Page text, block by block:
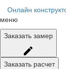
Онлайн
меню
Заказать замер
Заказать расчет